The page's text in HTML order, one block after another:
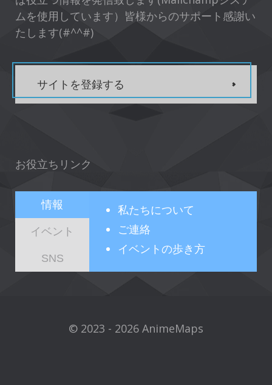
ムを使用しています）皆様からのサポート感謝い
たします(#^^#)
サイトを登録する
お役立ちリンク
情報
イベント
SNS
私たちについて
ご連絡
イベントの歩き方
© 2023 - 2026 AnimeMaps